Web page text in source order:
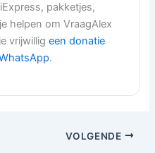
pakketjes,
helpen om VraagAlex
vrijwilligeen donatie
.
VOLGENDE